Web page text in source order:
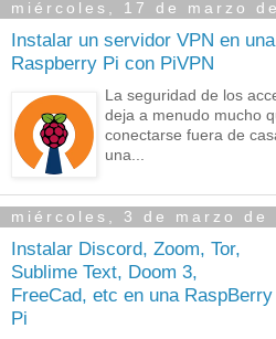
miércoles, 17 de marzo
Instalar un servidor VPN en una
Raspberry Pi con PiVPN
La seguridad de los
deja a menudo mucho
conectarse fuera de
una...
miércoles, 3 de marzo de
Instalar Discord, Zoom, Tor,
Sublime Text, Doom 3,
FreeCad, etc en una RaspBerry
Pi